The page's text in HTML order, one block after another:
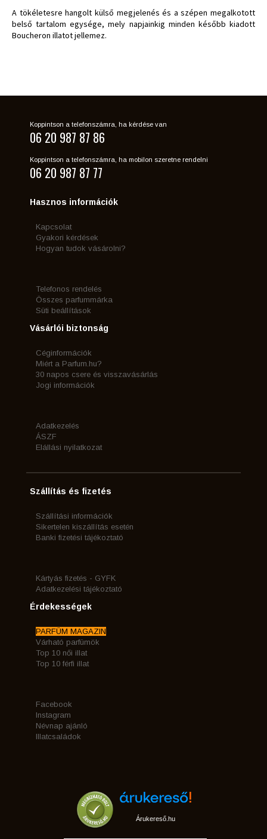
A tökéletesre hangolt külső megjelenés és a szépen megalkotott
belső tartalom egysége, mely napjainkig minden később kiadott
Boucheron illatot jellemez.
Koppintson a telefonszámra, ha kérdése van
06 20 987 87 86
Koppintson a telefonszámra, ha mobilon szeretne rendelni
06 20 987 87 77
Hasznos információk
Kapcsolat
Gyakori kérdések
Hogyan tudok vásárolni?
Telefonos rendelés
Összes parfummárka
Süti beállítások
Vásárlói biztonság
Céginformációk
Miért a Parfum.hu?
30 napos csere és visszavásárlás
Jogi információk
Adatkezelés
ÁSZF
Elállási nyilatkozat
Szállítás és fizetés
Szállítási információk
Sikertelen kiszállítás esetén
Banki fizetési tájékoztató
Kártyás fizetés - GYFK
Adatkezelési tájékoztató
Érdekességek
PARFÜM MAGAZIN
Várható parfümök
Top 10 női illat
Top 10 férfi illat
Facebook
Instagram
Névnap ajánló
Illatcsaládok
Árukereső.hu